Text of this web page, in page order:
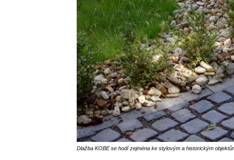
Dlažba KOBE se hodí zejména ke stylovým a historickým